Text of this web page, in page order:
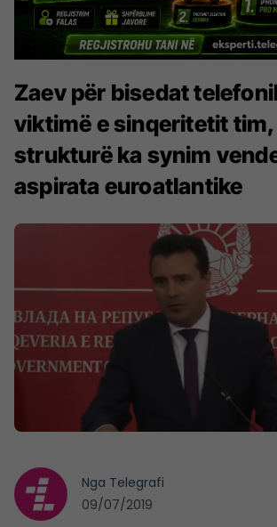
Zaev për bisedat
viktimë e sinqeritetit
strukturë ka synim
aspirata euroatlantike
Nga Telegrafi
09/07/2019